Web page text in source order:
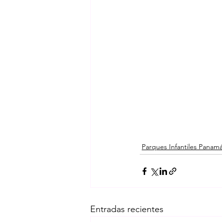
Parques Infantiles
Entradas recientes